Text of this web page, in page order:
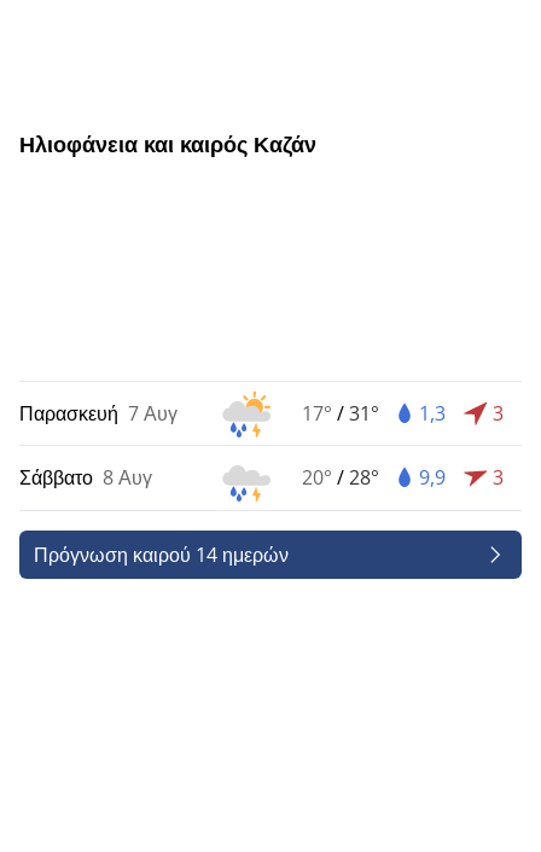
Ηλιοφάνεια και καιρός Καζάν
Παρασκευή 7 Αυγ 17° /31° 1,3 3
Σάββατο 8 Αυγ 20° /28° 9,9 3
Πρόγνωση καιρού 14 ημερών